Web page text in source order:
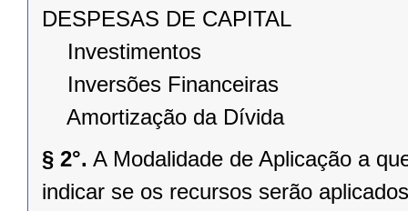
DESPESAS DE CAPITAL
Investimentos
Inversões Financeiras
Amortização da Dívida
§ 2°. A Modalidade de Aplicação a
indicar se os recursos serão